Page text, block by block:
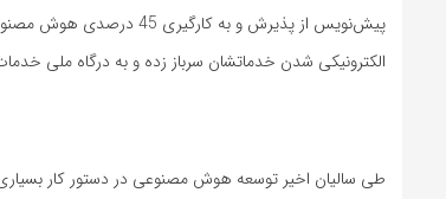
الکترونیکی شدن خدماتشان سرباز زده و به درگاه ملی
طی سالیان اخیر توسعه هوش مصنوعی در دستور کار بسیاری از